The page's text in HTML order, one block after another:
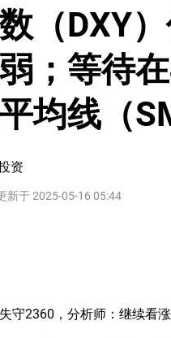
（DXY
；等待
均线（
资
新于 2025-05-16 05:44
守2360，分析师：继续看涨